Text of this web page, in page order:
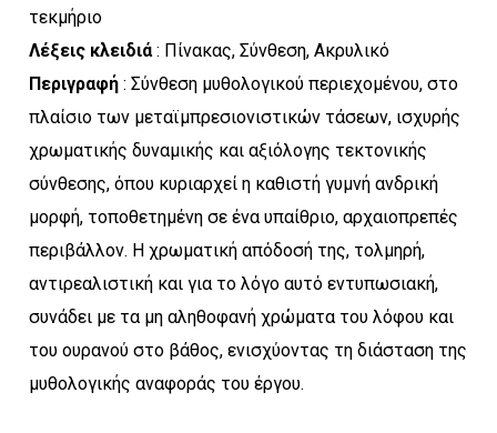
τεκμήριο
Λέξεις κλειδιά: Πίνακας, Σύνθεση, Ακρυλικό
Περιγραφή: Σύνθεση μυθολογικού περιεχομένου, στο
πλαίσιο των μεταϊμπρεσιονιστικών τάσεων, ισχυρής
χρωματικής δυναμικής και αξιόλογης τεκτονικής
σύνθεσης, όπου κυριαρχεί η καθιστή γυμνή ανδρική
μορφή, τοποθετημένη σε ένα υπαίθριο, αρχαιοπρεπές
περιβάλλον. Η χρωματική απόδοσή της, τολμηρή,
αντιρεαλιστική και για το λόγο αυτό εντυπωσιακή,
συνάδει με τα μη αληθοφανή χρώματα του λόφου και
του ουρανού στο βάθος, ενισχύοντας τη διάσταση της
μυθολογικής αναφοράς του έργου.